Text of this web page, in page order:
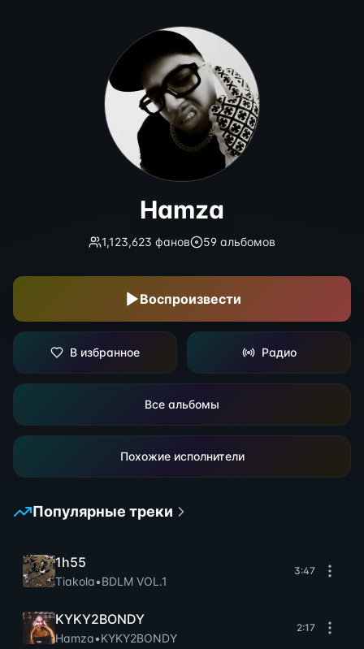
Hamza
1,123,623 фанов 59 альбомов
Воспроизвести
В избранное Радио
Все альбомы
Похожие исполнители
Популярные треки
1h55
Tiakola•BDLM VOL.1
3:47
KYKY2BONDY
Hamza•KYKY2BONDY
2:17